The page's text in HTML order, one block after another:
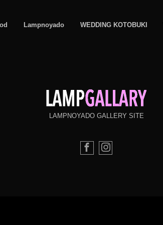
Lampnoyado WEDDING KOTOBUKI
LAMPNOYADO GALLERY SITE